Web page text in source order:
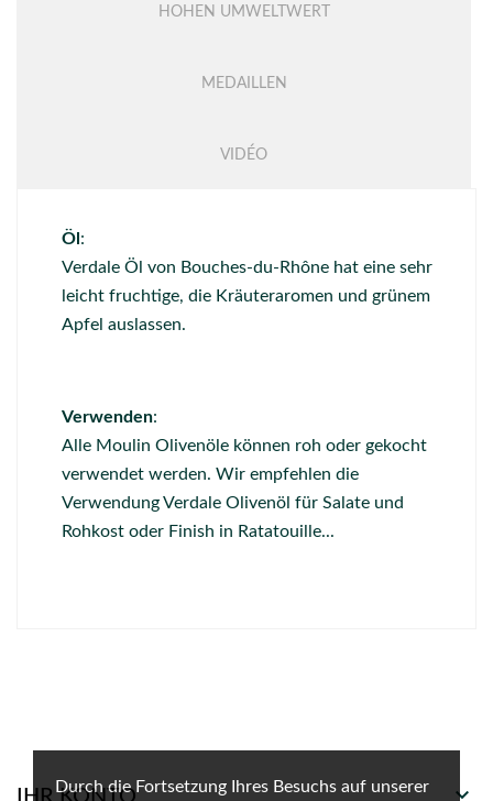
Durch die Fortsetzung Ihres Besuchs auf unserer
HOHEN UMWELTWERT
MEDAILLEN
VIDÉO
Öl :
Verdale Öl von Bouches-du-Rhône hat eine sehr
leicht fruchtige, die Kräuteraromen und grünem
Apfel auslassen.
Verwenden:
Alle Moulin Olivenöle können roh oder gekocht
verwendet werden. Wir empfehlen die
Verwendung Verdale Olivenöl für Salate und
Rohkost oder Finish in Ratatouille...
IHR KONTO